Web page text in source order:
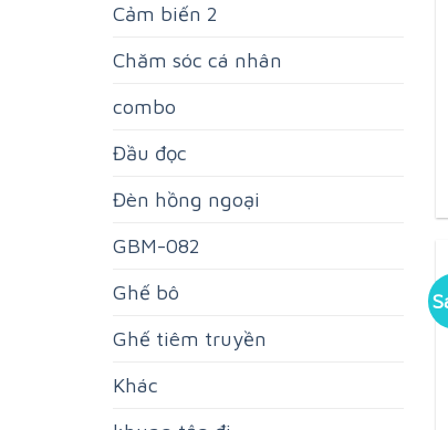
Cảm biến 2
Chăm sóc cá nhân
combo
Đầu đọc
Đèn hồng ngoại
GBM-082
Ghế bô
Ghế tiêm truyền
Khác